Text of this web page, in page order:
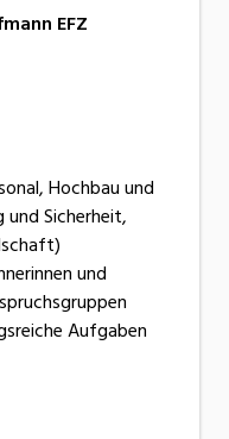
EFZ
Hochbau und
Sicherheit,
und
Aufgaben